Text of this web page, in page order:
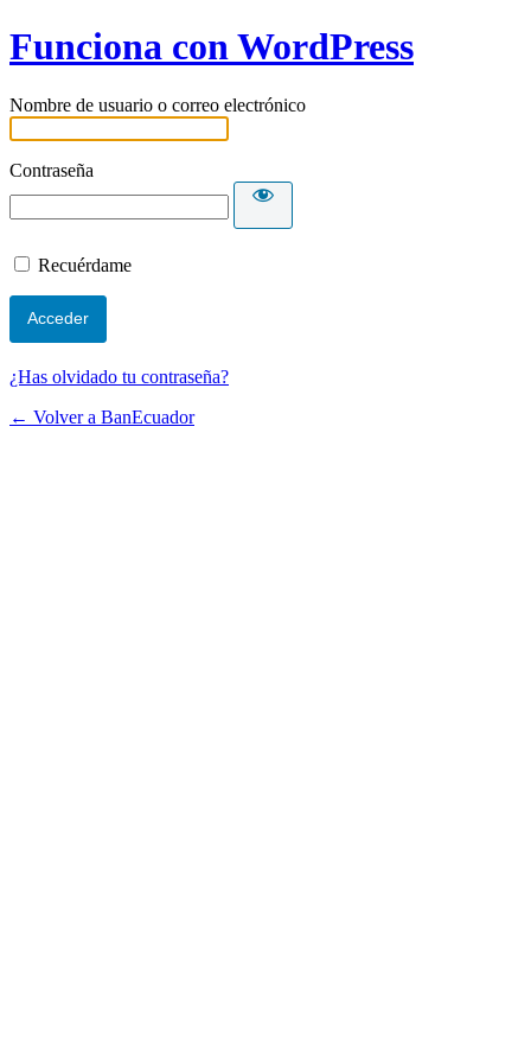
Funciona con WordPress
Nombre de usuario o correo electrónico
Contraseña
Recuérdame
¿Has olvidado tu contraseña?
← Volver a BanEcuador